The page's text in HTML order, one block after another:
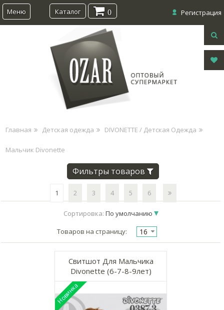
Меню Регистрация
Каталог 0
Главная Детская одежда DIVONETTE / Детская Одежда
Мальчик Divonette
Фильтры товаров
1 2 3 4 5 6
Сортировка: По умолчанию
Товаров на страницу: 16
Свитшот Для Мальчика
Divonette (6-7-8-9лет)